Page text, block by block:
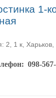
1-
2, 1 к, Харьков,
098-